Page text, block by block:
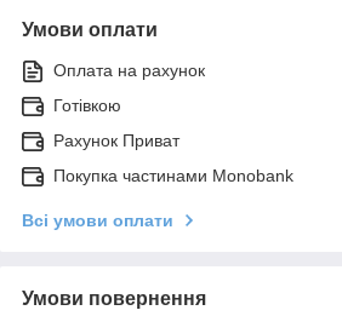
Умови оплати
Оплата на рахунок
Готівкою
Рахунок Приват
Покупка частинами Monobank
Всі умови оплати
Умови повернення